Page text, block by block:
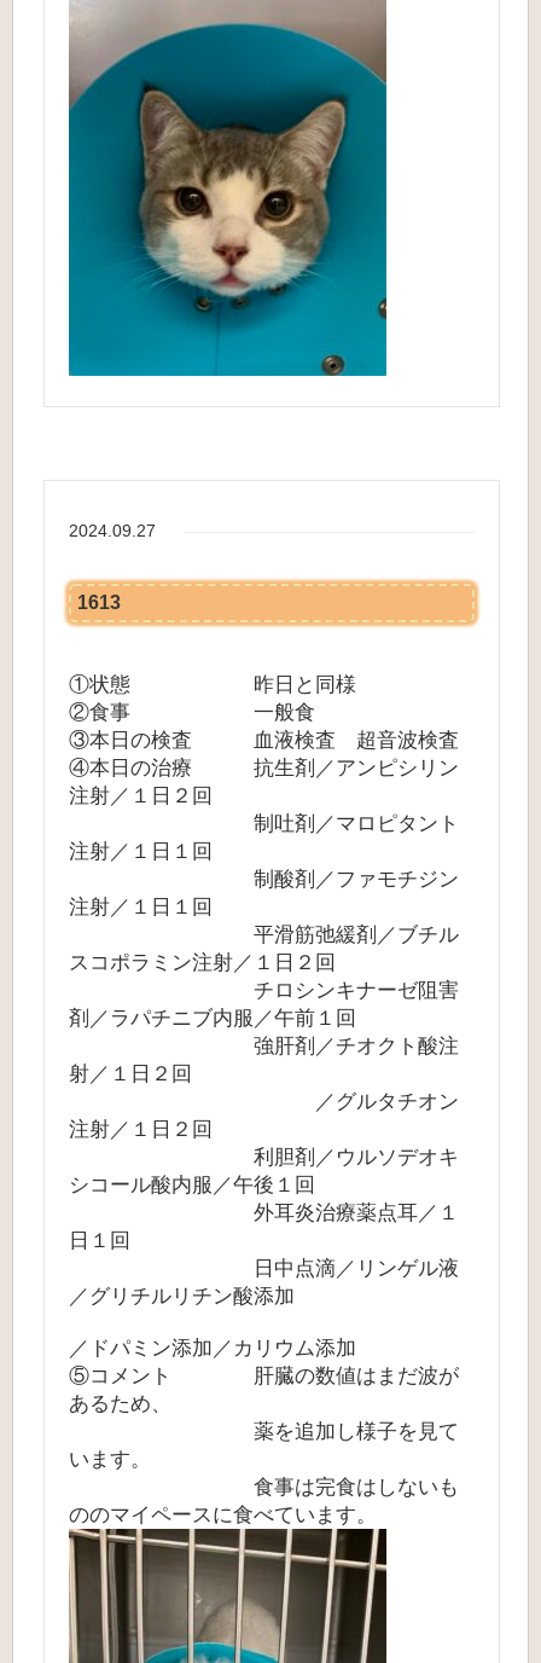
2024.09.27
1613
①状態 昨日と同様
②食事 一般食
③本日の検査 血液検査 超音波検査
④本日の治療 抗生剤／アンピシリン
注射／１日２回
制吐剤／マロピタント
注射／１日１回
制酸剤／ファモチジン
注射／１日１回
平滑筋弛緩剤／ブチル
スコポラミン注射／１日２回
チロシンキナーゼ阻害
剤／ラパチニブ内服／午前１回
強肝剤／チオクト酸注
射／１日２回
／グルタチオン
注射／１日２回
利胆剤／ウルソデオキ
シコール酸内服／午後１回
外耳炎治療薬点耳／１
日１回
日中点滴／リンゲル液
／グリチルリチン酸添加
／ドパミン添加／カリウム添加
⑤コメント 肝臓の数値はまだ波が
あるため、
薬を追加し様子を見て
います。
食事は完食はしないも
ののマイペースに食べています。